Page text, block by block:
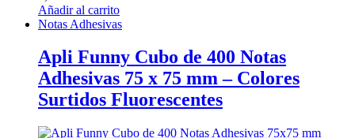
Añadir al carrito
Notas Adhesivas
Apli Funny Cubo de 400 Notas
Adhesivas 75 x 75 mm – Colores
Surtidos Fluorescentes